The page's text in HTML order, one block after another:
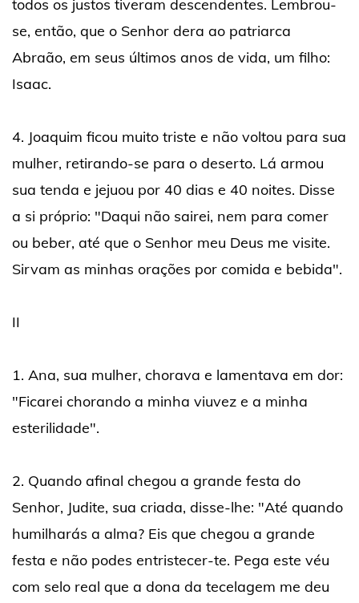
todos os justos tiveram descendentes. Lembrou-
se, então, que o Senhor dera ao patriarca
Abraão, em seus últimos anos de vida, um filho:
Isaac.
4. Joaquim ficou muito triste e não voltou para sua
mulher, retirando-se para o deserto. Lá armou
sua tenda e jejuou por 40 dias e 40 noites. Disse
a si próprio: "Daqui não sairei, nem para comer
ou beber, até que o Senhor meu Deus me visite.
Sirvam as minhas orações por comida e bebida".
II
1. Ana, sua mulher, chorava e lamentava em dor:
"Ficarei chorando a minha viuvez e a minha
esterilidade".
2. Quando afinal chegou a grande festa do
Senhor, Judite, sua criada, disse-lhe: "Até quando
humilharás a alma? Eis que chegou a grande
festa e não podes entristecer-te. Pega este véu
com selo real que a dona da tecelagem me deu